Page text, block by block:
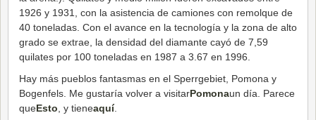
1926 y 1931, con la asistencia de camiones con remolque de
40 toneladas. Con el avance en la tecnología y la zona de alto
grado se extrae, la densidad del diamante cayó de 7,59
quilates por 100 toneladas en 1987 a 3.67 en 1996.
Hay más pueblos fantasmas en el Sperrgebiet, Pomona y
Bogenfels. Me gustaría volver a visitarPomonaun día. Parece
queEsto , y tieneaquí.